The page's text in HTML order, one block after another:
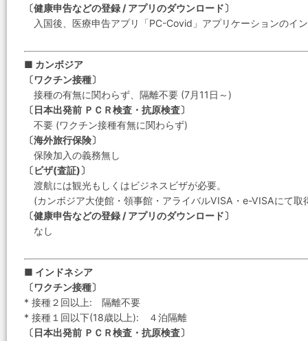
〔健康申告などの登録 / アプリのダウンロード〕
入国後、医療申告アプリ「PC-Covid」アプリケーションのイ
■ カンボジア
〔ワクチン接種〕
接種の有無に関わらず、隔離不要 (7月11日～)
〔日本出発前 ＰＣＲ検査・抗原検査〕
不要 (ワクチン接種有無に関わらず)
〔海外旅行保険〕
保険加入の義務無し
〔ビザ(査証)〕
渡航には観光もしくはビジネスビザが必要。
(カンボジア大使館・領事館・アライバルVISA・e-VISAにて取
〔健康申告などの登録 / アプリのダウンロード〕
なし
■ インドネシア
〔ワクチン接種〕
* 接種２回以上: 隔離不要
* 接種１回以下(18歳以上): ４泊隔離
〔日本出発前 ＰＣＲ検査・抗原検査〕